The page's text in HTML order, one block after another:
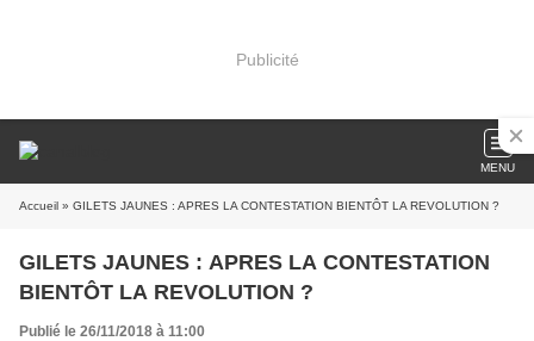
Publicité
MENU
Accueil » GILETS JAUNES : APRES LA CONTESTATION BIENTÔT LA REVOLUTION ?
GILETS JAUNES : APRES LA CONTESTATION
BIENTÔT LA REVOLUTION ?
Publié le 26/11/2018 à 11:00